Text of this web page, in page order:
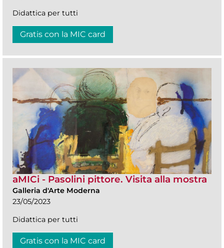
Didattica per tutti
Gratis con la MIC card
aMICi - Pasolini pittore. Visita alla mostra
Galleria d'Arte Moderna
23/05/2023
Didattica per tutti
Gratis con la MIC card